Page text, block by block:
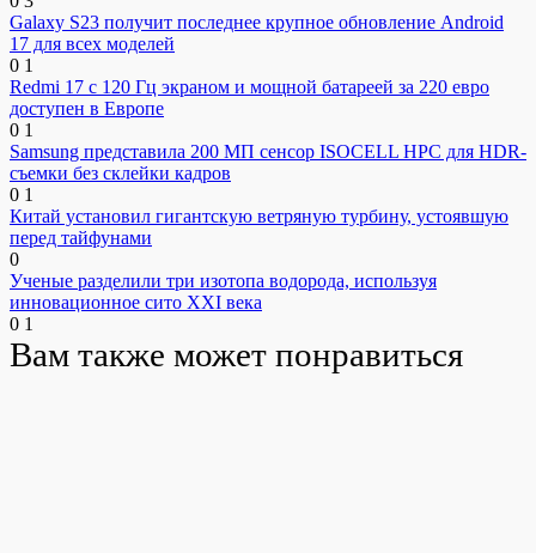
Galaxy S23 получит последнее крупное обновление Android
17 для всех моделей
0 1
Redmi 17 с 120 Гц экраном и мощной батареей за 220 евро
доступен в Европе
0 1
Samsung представила 200 МП сенсор ISOCELL HPC для HDR-
съемки без склейки кадров
0 1
Китай установил гигантскую ветряную турбину, устоявшую
перед тайфунами
0
Ученые разделили три изотопа водорода, используя
инновационное сито XXI века
0 1
Вам также может понравиться